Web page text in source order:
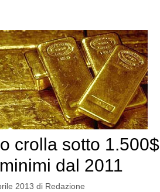
crolla sotto 1.500$
dal 2011
2013 di Redazione